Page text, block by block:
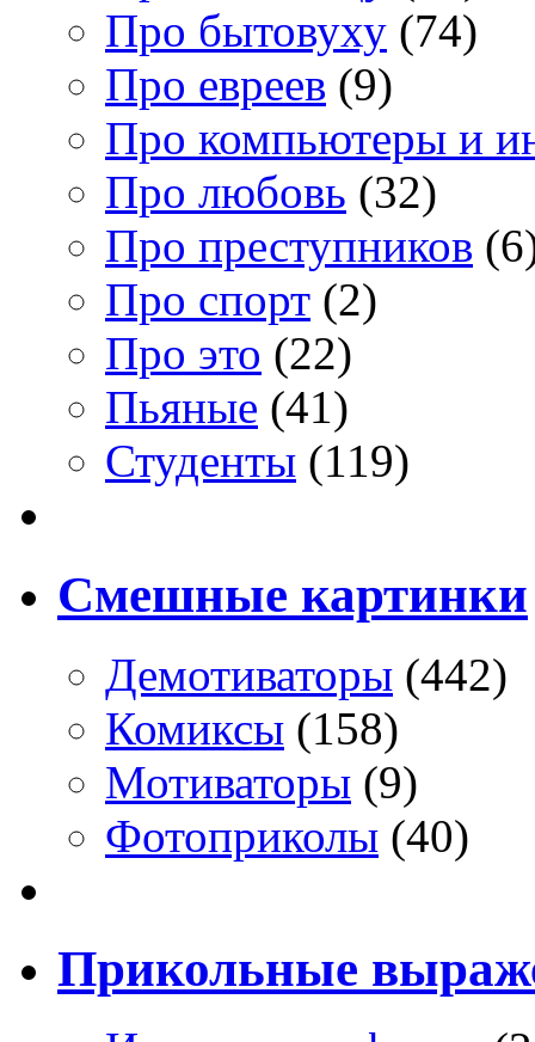
Про бытовуху (74)
Про евреев (9)
Про компьютеры и
Про любовь (32)
Про преступников
Про спорт (2)
Про это (22)
Пьяные (41)
Студенты (119)
Смешные картинки
Демотиваторы (442)
Комиксы (158)
Мотиваторы (9)
Фотоприколы (40)
Прикольные